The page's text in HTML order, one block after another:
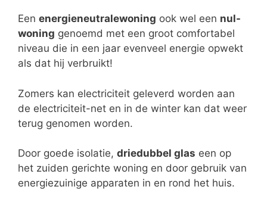
Een energieneutralewoning ook wel een nul-
woning genoemd met een groot comfortabel
niveau die in een jaar evenveel energie opwekt
als dat hij verbruikt!
Zomers kan electriciteit geleverd worden aan
de electriciteit-net en in de winter kan dat weer
terug genomen worden.
Door goede isolatie, driedubbel glas een op
het zuiden gerichte woning en door gebruik van
energiezuinige apparaten in en rond het huis.